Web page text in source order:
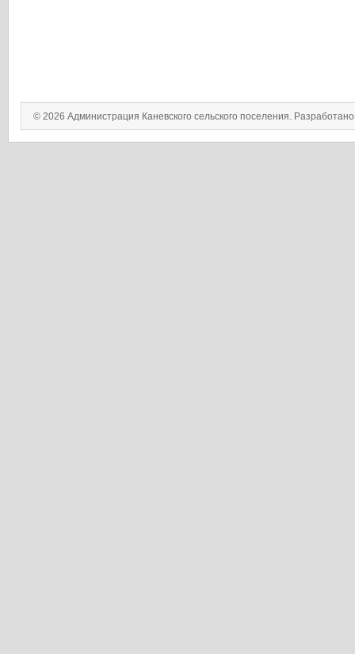
© 2026 Администрация Каневского сельского поселения.